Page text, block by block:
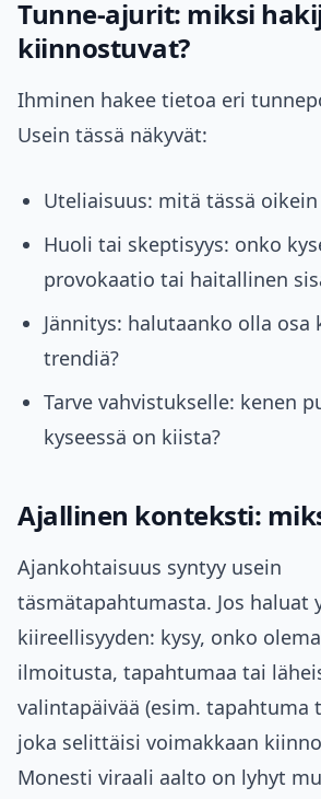
Tunne‑ajurit: miksi
kiinnostuvat?
Ihminen hakee tietoa eri
Usein tässä näkyvät:
Uteliaisuus: mitä tässä
Huoli tai skeptisyys: onko
provokaatio tai haitallinen
Jännitys: halutaanko olla osa
trendiä?
Tarve vahvistukselle: kenen
kyseessä on kiista?
Ajallinen konteksti:
Ajankohtaisuus syntyy usein
täsmätapahtumasta. Jos haluat
kiireellisyyden: kysy, onko
ilmoitusta, tapahtumaa tai
valintapäivää (esim. tapahtuma
joka selittäisi voimakkaan
Monesti viraali aalto on lyhyt